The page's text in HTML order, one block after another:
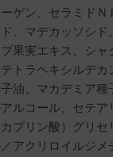
ゲン、セラミドＮ
、マデカッソシド
果実エキス、シャ
トラヘキシルデカ
油、マカデミア種
ルコール、セテア
プリン酸）グリ
アクリロイルジメ